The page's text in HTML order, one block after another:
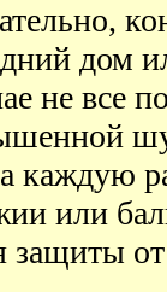
дом
не все
каждую
или
защиты